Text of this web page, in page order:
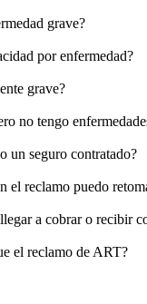
grave?
por enfermedad?
grave?
no tengo
un seguro contratado?
el reclamo puedo
a cobrar o recibir
el reclamo de ART?